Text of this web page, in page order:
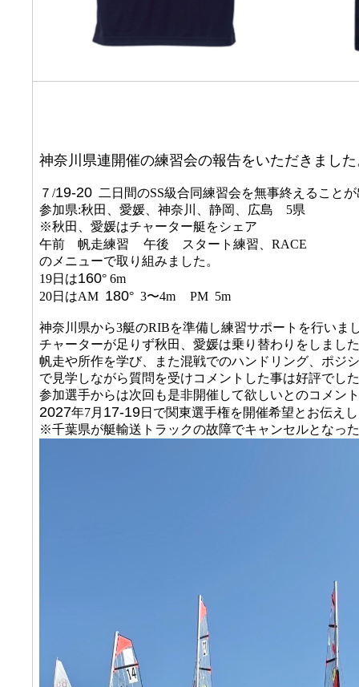
神奈川県連開催の練習会の報告をいただきまし
７/19-20 二日間のSS級合同練習会を無事終えること
参加県:秋田、愛媛、神奈川、静岡、広島 5県
※秋田、愛媛はチャーター艇をシェア
午前 帆走練習
午後 スタート練習、RACE
のメニューで取り組みました。
19日は160° 6m
20日はAM 180° 3〜4m PM 5m
神奈川県から3艇のRIBを準備し練習サポートを行いま
チャーターが足りず秋田、愛媛は乗り替わりをしまし
帆走や所作を学び、また混戦でのハンドリング、ポジ
で見学しながら質問を受けコメントした事は好評でし
参加選手からは次回も是非開催して欲しいとのコメン
2027年7月 17-19日で関東選手権を開催希望とお伝え
※千葉県が艇輸送トラックの故障でキャンセルとなっ